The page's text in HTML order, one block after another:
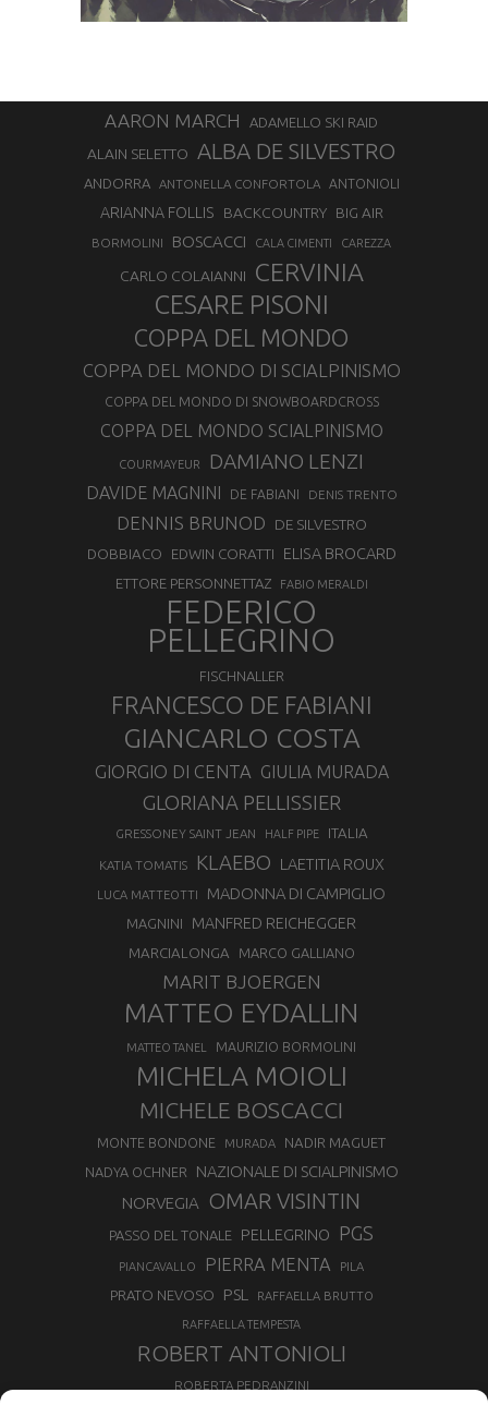
AARON MARCH ADAMELLO SKI RAID
ALAIN SELETTO ALBA DE SILVESTRO
ANDORRA ANTONELLA CONFORTOLA ANTONIOLI
ARIANNA FOLLIS BACKCOUNTRY BIG AIR
BORMOLINI BOSCACCI CALA CIMENTI CAREZZA
CARLO COLAIANNI CERVINIA
CESARE PISONI
COPPA DEL MONDO
COPPA DEL MONDO DI SCIALPINISMO
COPPA DEL MONDO DI SNOWBOARDCROSS
COPPA DEL MONDO SCIALPINISMO
COURMAYEUR DAMIANO LENZI
DAVIDE MAGNINI DE FABIANI DENIS TRENTO
DENNIS BRUNOD DE SILVESTRO
DOBBIACO EDWIN CORATTI ELISA BROCARD
ETTORE PERSONNETTAZ FABIO MERALDI
FEDERICO
PELLEGRINO
FISCHNALLER
FRANCESCO DE FABIANI
GIANCARLO COSTA
GIORGIO DI CENTA GIULIA MURADA
GLORIANA PELLISSIER
GRESSONEY SAINT JEAN HALF PIPE ITALIA
KATIA TOMATIS KLAEBO LAETITIA ROUX
LUCA MATTEOTTI MADONNA DI CAMPIGLIO
MAGNINI MANFRED REICHEGGER
MARCIALONGA MARCO GALLIANO
MARIT BJOERGEN
MATTEO EYDALLIN
MATTEO TANEL MAURIZIO BORMOLINI
MICHELA MOIOLI
MICHELE BOSCACCI
MONTE BONDONE MURADA NADIR MAGUET
NADYA OCHNER
NAZIONALE DI SCIALPINISMO
NORVEGIA
OMAR VISINTIN
PASSO DEL TONALE PELLEGRINO PGS
PIANCAVALLO PIERRA MENTA PILA
PRATO NEVOSO PSL RAFFAELLA BRUTTO
RAFFAELLA TEMPESTA
ROBERT ANTONIOLI
ROBERTA PEDRANZINI